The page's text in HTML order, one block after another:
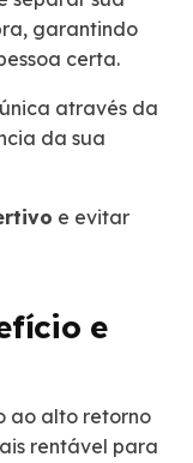
garantindo
certa.
através da
da sua
e evitar
e
ao alto retorno
rentável para